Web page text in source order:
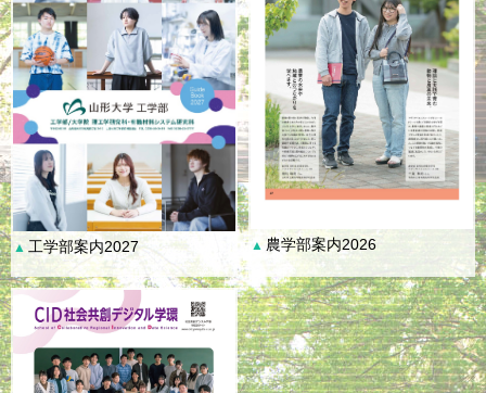
▲ 工学部案内2027 ▲ 農学部案内2026